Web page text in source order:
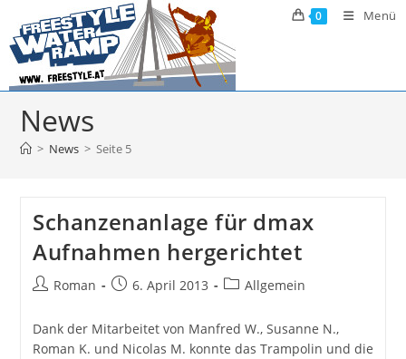
Inhalt
springen
0 Menü
News
> News > Seite 5
Schanzenanlage für dmax
Aufnahmen hergerichtet
Beitrags-
Roman
Beitrag6. April 2013
Beitrags-
Allgemein
Dank der Mitarbeitet von Manfred W., Susanne N.,
Roman K. und Nicolas M. konnte das Trampolin und die